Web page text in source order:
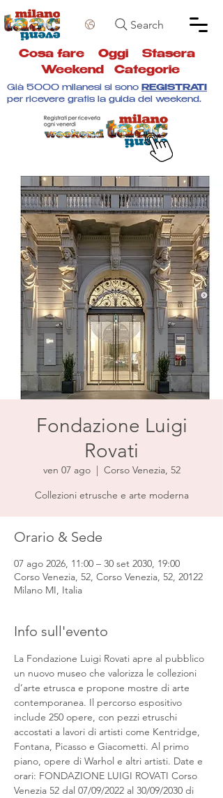
Search
Cosa fare Oggi Stasera
Weekend
Categorie
Già 5000 milanesi si sono REGISTRATI
per ricevere gratis la guida del weekend.
Fondazione Luigi
Rovati
ven 07 ago
  |
Corso Venezia, 52
Collezioni etrusche e arte moderna
Orario & Sede
07 ago 2026, 11:00 – 30 set 2030, 19:00
Corso Venezia, 52, Corso Venezia, 52, 20122
Milano MI, Italia
Info sull'evento
La Fondazione Luigi Rovati apre al pubblico
un nuovo museo che valorizza le collezioni
d’arte etrusca e propone mostre di arte
contemporanea. Il percorso espositivo
include 250 opere, con pezzi etruschi
accostati a lavori di artisti come Kentridge,
Fontana, Picasso e Giacometti. Al primo
piano, opere di Warhol e altri artisti. Date e
orari: FONDAZIONE LUIGI ROVATI Corso
Venezia 52 dal 07/09/2022 al 30/09/2030 di